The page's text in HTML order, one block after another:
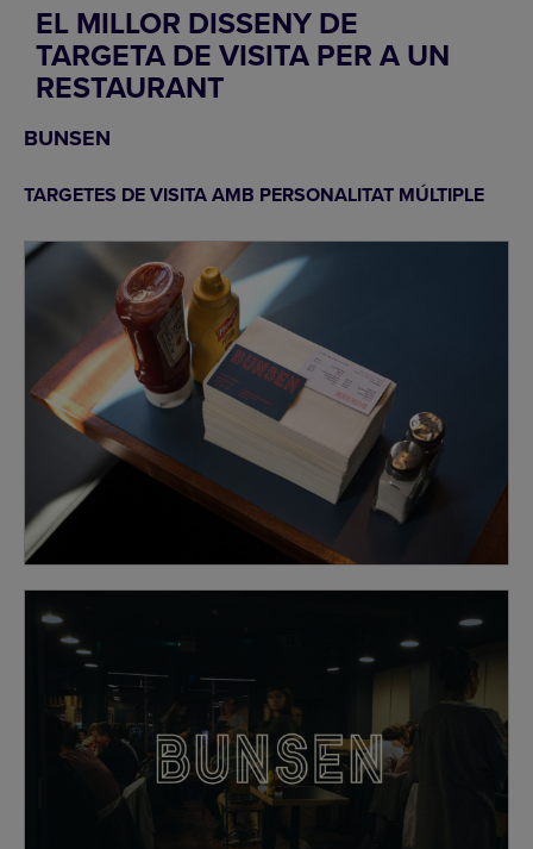
EL MILLOR DISSENY DE
TARGETA DE VISITA PER A UN
RESTAURANT
BUNSEN
TARGETES DE VISITA AMB PERSONALITAT MÚLTIPLE